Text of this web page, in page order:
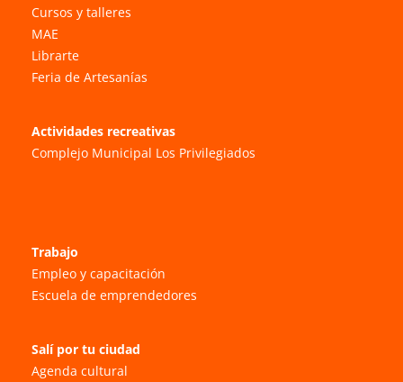
Cursos y talleres
MAE
Librarte
Feria de Artesanías
Actividades recreativas
Complejo Municipal Los Privilegiados
Trabajo
Empleo y capacitación
Escuela de emprendedores
Salí por tu ciudad
Agenda cultural